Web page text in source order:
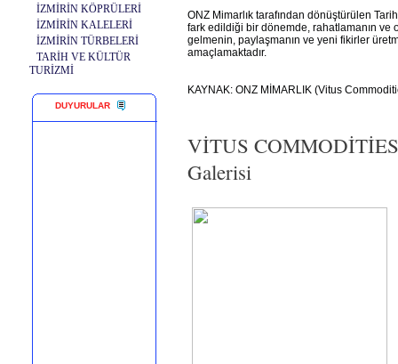
İZMİRİN KÖPRÜLERİ
İZMİRİN KALELERİ
İZMİRİN TÜRBELERİ
TARİH VE KÜLTÜR
TURİZMİ
DUYURULAR
ONZ Mimarlık tarafından dönüştürülen
fark edildiği bir dönemde, rahatlamanın ve
gelmenin, paylaşmanın ve yeni fikirler
amaçlamaktadır.
KAYNAK: ONZ MİMARLIK (Vitus
VİTUS
Galerisi